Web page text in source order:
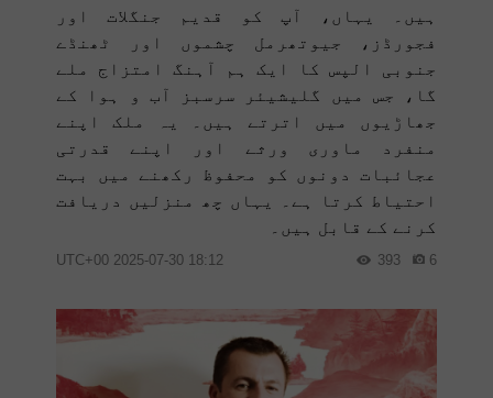
ہیں۔ یہاں، آپ کو قدیم جنگلات اور
فجورڈز، جیوتھرمل چشموں اور ٹھنڈے
جنوبی الپس کا ایک ہم آہنگ امتزاج ملے
گا، جس میں گلیشیئر سرسبز آب و ہوا کے
جھاڑیوں میں اترتے ہیں۔ یہ ملک اپنے
منفرد ماوری ورثے اور اپنے قدرتی
عجائبات دونوں کو محفوظ رکھنے میں بہت
احتیاط کرتا ہے۔ یہاں چھ منزلیں دریافت
کرنے کے قابل ہیں۔
18:12 2025-07-30 UTC+00 6
393